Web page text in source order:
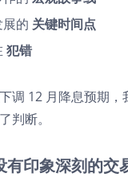
的 关键时间点
犯错
调 12 月降息预期
判断。
有印象深刻的交